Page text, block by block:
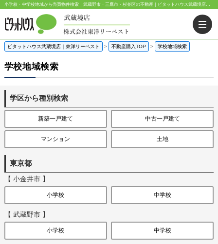
小学校・中学校地域から売買物件検索｜武蔵野市・三鷹市・杉並区の不動産｜ピタットハウス武蔵境店・阿佐ヶ谷店
ピタットハウス武蔵境店｜東洋リーベスト > 不動産購入TOP > 学校地域検索
学校地域検索
学区から種別検索
新築一戸建て 中古一戸建て
マンション 土地
東京都
【 小金井市 】
小学校 中学校
【 武蔵野市 】
小学校 中学校